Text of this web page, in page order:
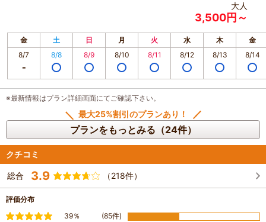
大人
3,500円～
金 土 日 月 火 水 木
金
8/7
8/8 8/9 8/10 8/11 8/12 8/13 8/14
※最新情報はプラン詳細画面にてご確認下さい。
最大25%割引のプランあり！
プランをもっとみる（24件）
クチコミ
総合 3.9 （218件）
評価分布
満足39％ (85件)